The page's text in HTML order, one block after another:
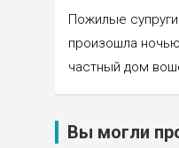
Пожилые
произошла
частный дом
Вы могли